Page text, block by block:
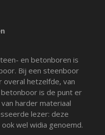
en betonboren is
Bij een steenboor
overal hetzelfde, van
is de punt er
harder materiaal
lezer: deze
wel widia genoemd.